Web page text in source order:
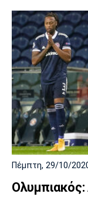
Πέμπτη, 29/10/
Ολυμπιακός: